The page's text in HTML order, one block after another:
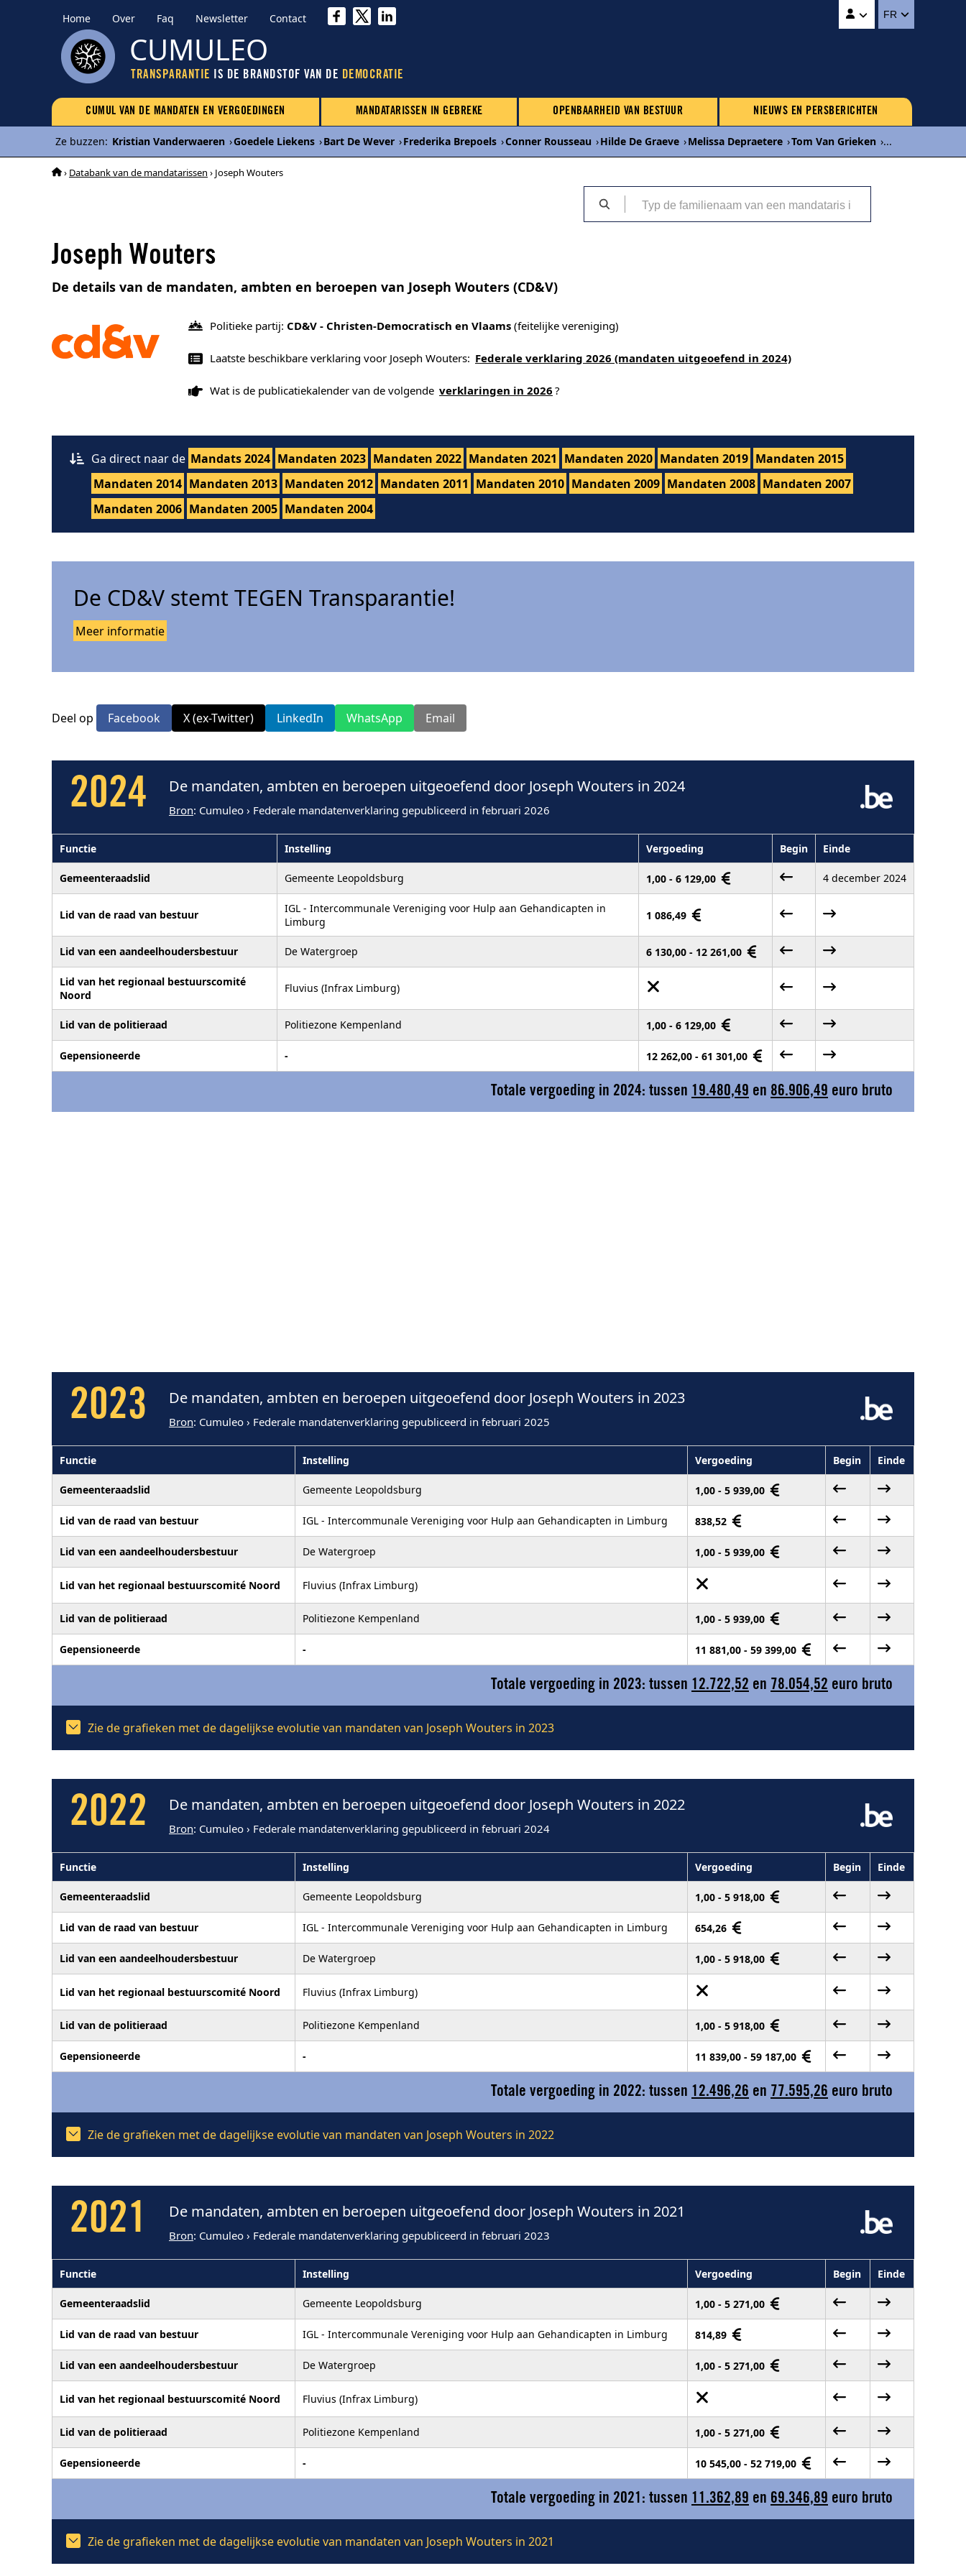
Home Over Faq Newsletter Contact FR
CUMULEO
TRANSPARANTIE IS DE BRANDSTOF VAN DE DEMOCRATIE
CUMUL VAN DE MANDATEN EN VERGOEDINGEN MANDATARISSEN IN GEBREKE OPENBAARHEID VAN BESTUUR NIEUWS EN PERSBERICHTEN
Ze buzzen: Kristian Vanderwaeren ›Goedele Liekens ›Bart De Wever ›Frederika Brepoels ›Conner Rousseau ›Hilde De Graeve ›Melissa Depraetere ›Tom Van Grieken ›...
› Databank van de mandatarissen › Joseph Wouters
Joseph Wouters
De details van de mandaten, ambten en beroepen van Joseph Wouters (CD&V)
Politieke partij: CD&V - Christen-Democratisch en Vlaams (feitelijke vereniging)
Laatste beschikbare verklaring voor Joseph Wouters: Federale verklaring 2026 (mandaten uitgeoefend in 2024)
Wat is de publicatiekalender van de volgende verklaringen in 2026 ?
Ga direct naar de Mandats 2024 Mandaten 2023 Mandaten 2022 Mandaten 2021 Mandaten 2020 Mandaten 2019 Mandaten 2015
Mandaten 2014 Mandaten 2013 Mandaten 2012 Mandaten 2011 Mandaten 2010 Mandaten 2009 Mandaten 2008 Mandaten 2007
Mandaten 2006 Mandaten 2005 Mandaten 2004
De CD&V stemt TEGEN Transparantie!
Meer informatie
Deel op Facebook X (ex-Twitter) LinkedIn WhatsApp Email
2024 De mandaten, ambten en beroepen uitgeoefend door Joseph Wouters in 2024
Bron: Cumuleo › Federale mandatenverklaring gepubliceerd in februari 2026
Functie Instelling Vergoeding Begin Einde
Gemeenteraadslid Gemeente Leopoldsburg 1,00 - 6 129,00 4 december 2024
Lid van de raad van bestuur
IGL - Intercommunale Vereniging voor Hulp aan Gehandicapten in
Limburg
1 086,49
Lid van een aandeelhoudersbestuur De Watergroep 6 130,00 - 12 261,00
Lid van het regionaal bestuurscomité
Noord
Fluvius (Infrax Limburg)
Lid van de politieraad Politiezone Kempenland 1,00 - 6 129,00
Gepensioneerde - 12 262,00 - 61 301,00
Totale vergoeding in 2024: tussen 19.480,49 en 86.906,49 euro bruto
2023 De mandaten, ambten en beroepen uitgeoefend door Joseph Wouters in 2023
Bron: Cumuleo › Federale mandatenverklaring gepubliceerd in februari 2025
Functie Instelling Vergoeding Begin Einde
Gemeenteraadslid Gemeente Leopoldsburg 1,00 - 5 939,00
Lid van de raad van bestuur IGL - Intercommunale Vereniging voor Hulp aan Gehandicapten in Limburg 838,52
Lid van een aandeelhoudersbestuur De Watergroep 1,00 - 5 939,00
Lid van het regionaal bestuurscomité Noord Fluvius (Infrax Limburg)
Lid van de politieraad Politiezone Kempenland 1,00 - 5 939,00
Gepensioneerde - 11 881,00 - 59 399,00
Totale vergoeding in 2023: tussen 12.722,52 en 78.054,52 euro bruto
Zie de grafieken met de dagelijkse evolutie van mandaten van Joseph Wouters in 2023
2022 De mandaten, ambten en beroepen uitgeoefend door Joseph Wouters in 2022
Bron: Cumuleo › Federale mandatenverklaring gepubliceerd in februari 2024
Functie Instelling Vergoeding Begin Einde
Gemeenteraadslid Gemeente Leopoldsburg 1,00 - 5 918,00
Lid van de raad van bestuur IGL - Intercommunale Vereniging voor Hulp aan Gehandicapten in Limburg 654,26
Lid van een aandeelhoudersbestuur De Watergroep 1,00 - 5 918,00
Lid van het regionaal bestuurscomité Noord Fluvius (Infrax Limburg)
Lid van de politieraad Politiezone Kempenland 1,00 - 5 918,00
Gepensioneerde - 11 839,00 - 59 187,00
Totale vergoeding in 2022: tussen 12.496,26 en 77.595,26 euro bruto
Zie de grafieken met de dagelijkse evolutie van mandaten van Joseph Wouters in 2022
2021 De mandaten, ambten en beroepen uitgeoefend door Joseph Wouters in 2021
Bron: Cumuleo › Federale mandatenverklaring gepubliceerd in februari 2023
Functie Instelling Vergoeding Begin Einde
Gemeenteraadslid Gemeente Leopoldsburg 1,00 - 5 271,00
Lid van de raad van bestuur IGL - Intercommunale Vereniging voor Hulp aan Gehandicapten in Limburg 814,89
Lid van een aandeelhoudersbestuur De Watergroep 1,00 - 5 271,00
Lid van het regionaal bestuurscomité Noord Fluvius (Infrax Limburg)
Lid van de politieraad Politiezone Kempenland 1,00 - 5 271,00
Gepensioneerde - 10 545,00 - 52 719,00
Totale vergoeding in 2021: tussen 11.362,89 en 69.346,89 euro bruto
Zie de grafieken met de dagelijkse evolutie van mandaten van Joseph Wouters in 2021